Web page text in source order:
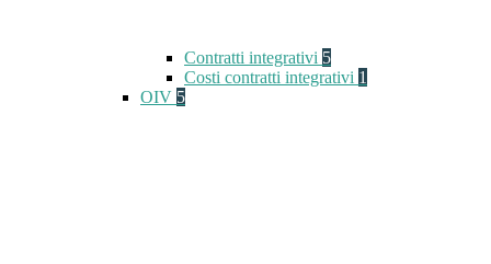
Contratti integrativi 5
Costi contratti integrativi 1
OIV 5